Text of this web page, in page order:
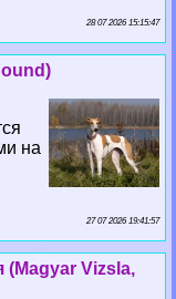
28 07 2026 15:15:47
на
27 07 2026 19:41:57
(Magyar Vizsla,